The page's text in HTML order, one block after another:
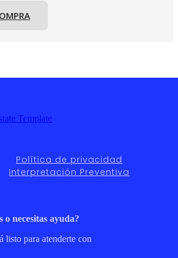
Política de privacidad
Interpretación Preventiva
o necesitas ayuda?
listo para atenderte con